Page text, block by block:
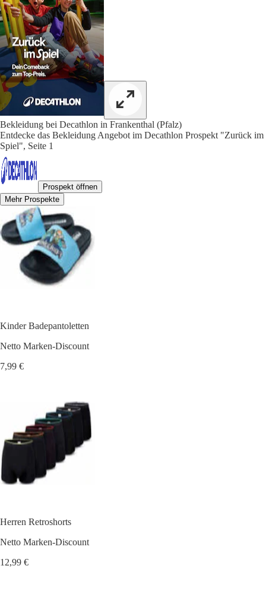
Bekleidung bei Decathlon in Frankenthal (Pfalz)
Entdecke das Bekleidung Angebot im Decathlon Prospekt "Zurück im
Spiel", Seite 1
Prospekt öffnen
Mehr Prospekte
Kinder Badepantoletten
Netto Marken-Discount
7,99 €
Herren Retroshorts
Netto Marken-Discount
12,99 €